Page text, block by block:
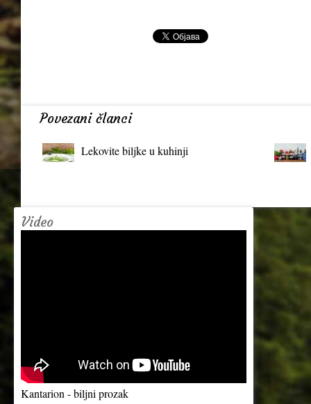
Povezani članci
Lekovite biljke u kuhinji
Video
Kantarion - biljni prozak